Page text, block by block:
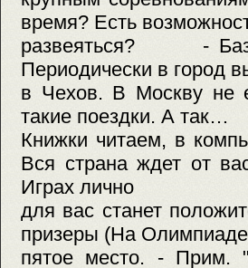
время? Есть
развеяться? - База
Периодически в город
в Чехов. В Москву не
такие поездки. А так…
Книжки читаем, в
Вся страна ждет от
Играх лично
для вас станет
призеры (На
пятое место. -